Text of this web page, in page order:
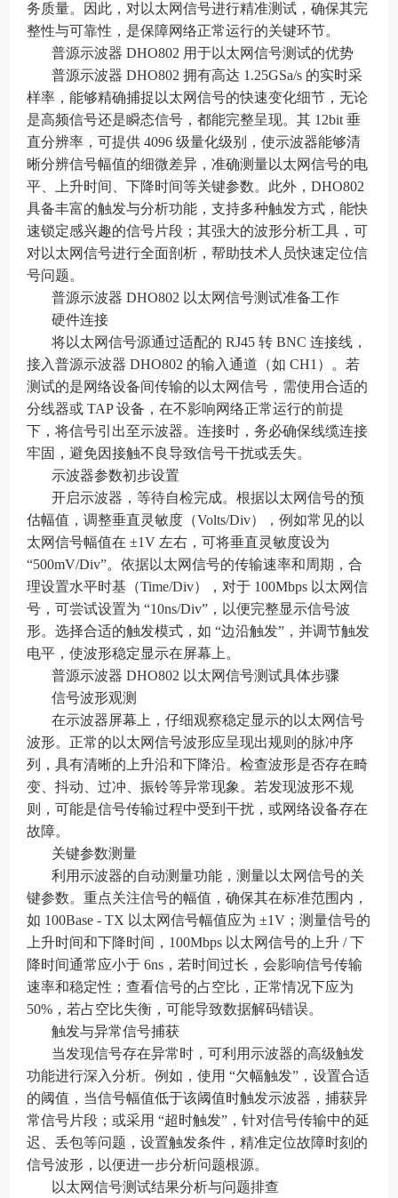
务质量。因此，对以太网信号进行精准测试，确保其完
整性与可靠性，是保障网络正常运行的关键环节。
普源示波器 DHO802 用于以太网信号测试的优势
普源示波器 DHO802 拥有高达 1.25GSa/s 的实时采
样率，能够精确捕捉以太网信号的快速变化细节，无论
是高频信号还是瞬态信号，都能完整呈现。其 12bit 垂
直分辨率，可提供 4096 级量化级别，使示波器能够清
晰分辨信号幅值的细微差异，准确测量以太网信号的电
平、上升时间、下降时间等关键参数。此外，DHO802
具备丰富的触发与分析功能，支持多种触发方式，能快
速锁定感兴趣的信号片段；其强大的波形分析工具，可
对以太网信号进行全面剖析，帮助技术人员快速定位信
号问题。
普源示波器 DHO802 以太网信号测试准备工作
硬件连接
将以太网信号源通过适配的 RJ45 转 BNC 连接线，
接入普源示波器 DHO802 的输入通道（如 CH1）。若
测试的是网络设备间传输的以太网信号，需使用合适的
分线器或 TAP 设备，在不影响网络正常运行的前提
下，将信号引出至示波器。连接时，务必确保线缆连接
牢固，避免因接触不良导致信号干扰或丢失。
示波器参数初步设置
开启示波器，等待自检完成。根据以太网信号的预
估幅值，调整垂直灵敏度（Volts/Div），例如常见的以
太网信号幅值在 ±1V 左右，可将垂直灵敏度设为
“500mV/Div”。依据以太网信号的传输速率和周期，合
理设置水平时基（Time/Div），对于 100Mbps 以太网信
号，可尝试设置为 “10ns/Div”，以便完整显示信号波
形。选择合适的触发模式，如 “边沿触发”，并调节触发
电平，使波形稳定显示在屏幕上。
普源示波器 DHO802 以太网信号测试具体步骤
信号波形观测
在示波器屏幕上，仔细观察稳定显示的以太网信号
波形。正常的以太网信号波形应呈现出规则的脉冲序
列，具有清晰的上升沿和下降沿。检查波形是否存在畸
变、抖动、过冲、振铃等异常现象。若发现波形不规
则，可能是信号传输过程中受到干扰，或网络设备存在
故障。
关键参数测量
利用示波器的自动测量功能，测量以太网信号的关
键参数。重点关注信号的幅值，确保其在标准范围内，
如 100Base - TX 以太网信号幅值应为 ±1V；测量信号的
上升时间和下降时间，100Mbps 以太网信号的上升 / 下
降时间通常应小于 6ns，若时间过长，会影响信号传输
速率和稳定性；查看信号的占空比，正常情况下应为
50%，若占空比失衡，可能导致数据解码错误。
触发与异常信号捕获
当发现信号存在异常时，可利用示波器的高级触发
功能进行深入分析。例如，使用 “欠幅触发”，设置合适
的阈值，当信号幅值低于该阈值时触发示波器，捕获异
常信号片段；或采用 “超时触发”，针对信号传输中的延
迟、丢包等问题，设置触发条件，精准定位故障时刻的
信号波形，以便进一步分析问题根源。
以太网信号测试结果分析与问题排查